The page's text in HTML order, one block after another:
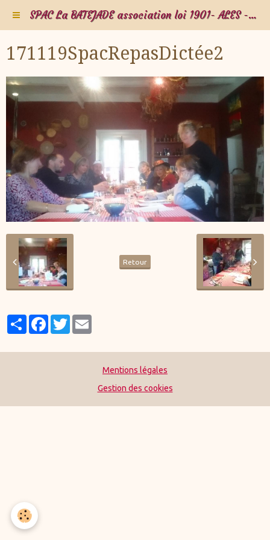
SPAC La BATEJADE association loi 1901- ALES - Gard - Occitanie - FRANCE
171119SpacRepasDictée2
Retour
PartagerFacebook
Twitter
Mentions légales
Gestion des cookies